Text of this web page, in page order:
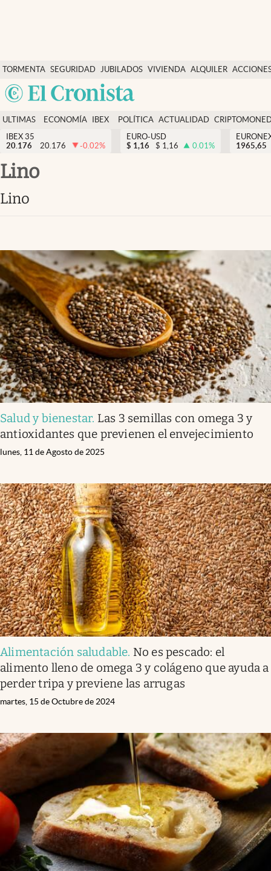
TORMENTA SEGURIDAD
SOCIAL
JUBILADOS VIVIENDA ALQUILER
USA
Economía y finanzas
Política
Actualidad
Criptomonedas
ULTIMAS
NOTICIAS
ECONOMÍA
FINANZAS
IBEX
EURO
POLÍTICA ACTUALIDAD
IBEX 35
20.176
20.176 -0.02%
EURO-USD
$ 1,16 $ 1,16 0.01%
1965,65
lino
lino
Salud y bienestar. Las 3 semillas con omega 3 y
antioxidantes que previenen el envejecimiento
lunes, 11 de Agosto de 2025
Alimentación saludable. No es pescado: el
alimento lleno de omega 3 y colágeno que ayuda a
perder tripa y previene las arrugas
martes, 15 de Octubre de 2024